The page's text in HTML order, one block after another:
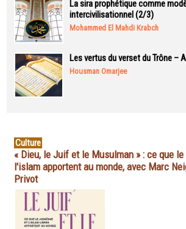
La sira prophétique comme
intercivilisationnel (2/3)
Mohammed El Mahdi Krabch
Les vertus du verset du Trône –
Housman Omarjee
Culture
« Dieu, le Juif et le Musulman » : ce que
l'islam apportent au monde, avec Marc
Privot